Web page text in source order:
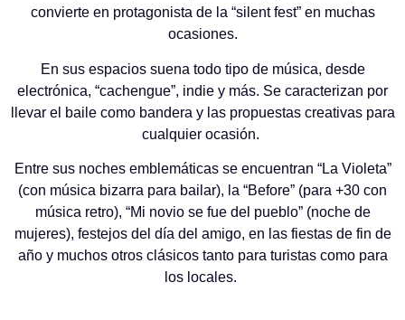
convierte en protagonista de la “silent fest” en muchas
ocasiones.
En sus espacios suena todo tipo de música, desde
electrónica, “cachengue”, indie y más. Se caracterizan por
llevar el baile como bandera y las propuestas creativas para
cualquier ocasión.
Entre sus noches emblemáticas se encuentran “La Violeta”
(con música bizarra para bailar), la “Before” (para +30 con
música retro), “Mi novio se fue del pueblo” (noche de
mujeres), festejos del día del amigo, en las fiestas de fin de
año y muchos otros clásicos tanto para turistas como para
los locales.